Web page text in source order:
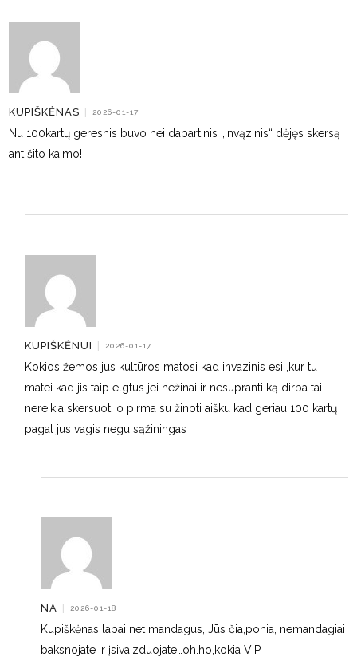
KUPIŠKĖNAS | 2026-01-17
Nu 100kartų geresnis buvo nei dabartinis „invązinis“ dėjęs skersą
ant šito kaimo!
KUPIŠKĖNUI | 2026-01-17
Kokios žemos jus kultūros matosi kad invazinis esi ,kur tu
matei kad jis taip elgtus jei nežinai ir nesupranti ką dirba tai
nereikia skersuoti o pirma su žinoti aišku kad geriau 100 kartų
pagal jus vagis negu sąžiningas
NA | 2026-01-18
Kupiškėnas labai net mandagus, Jūs čia,ponia, nemandagiai
baksnojate ir įsivaizduojate…oh.ho,kokia VIP.